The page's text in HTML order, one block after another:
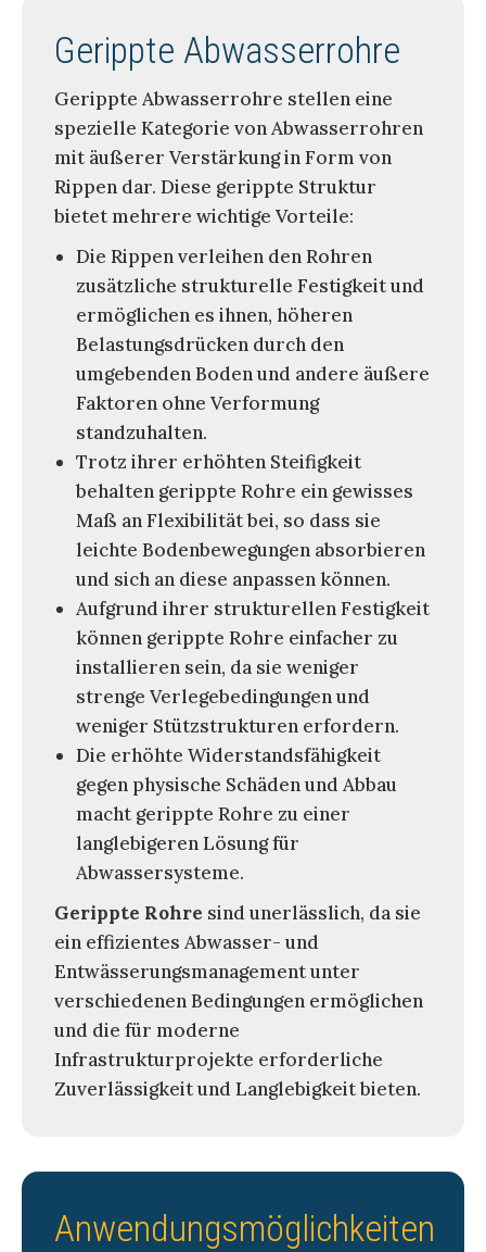
Gerippte Abwasserrohre
Gerippte Abwasserrohre stellen eine
spezielle Kategorie von Abwasserrohren
mit äußerer Verstärkung in Form von
Rippen dar. Diese gerippte Struktur
bietet mehrere wichtige Vorteile:
Die Rippen verleihen den Rohren
zusätzliche strukturelle Festigkeit und
ermöglichen es ihnen, höheren
Belastungsdrücken durch den
umgebenden Boden und andere äußere
Faktoren ohne Verformung
standzuhalten.
Trotz ihrer erhöhten Steifigkeit
behalten gerippte Rohre ein gewisses
Maß an Flexibilität bei, so dass sie
leichte Bodenbewegungen absorbieren
und sich an diese anpassen können.
Aufgrund ihrer strukturellen Festigkeit
können gerippte Rohre einfacher zu
installieren sein, da sie weniger
strenge Verlegebedingungen und
weniger Stützstrukturen erfordern.
Die erhöhte Widerstandsfähigkeit
gegen physische Schäden und Abbau
macht gerippte Rohre zu einer
langlebigeren Lösung für
Abwassersysteme.
Gerippte Rohre sind unerlässlich, da sie
ein effizientes Abwasser- und
Entwässerungsmanagement unter
verschiedenen Bedingungen ermöglichen
und die für moderne
Infrastrukturprojekte erforderliche
Zuverlässigkeit und Langlebigkeit bieten.
Anwendungsmöglichkeiten